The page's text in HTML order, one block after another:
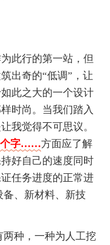
此行的第一站，但
出奇的“低调”，让
此之大的一个设计
时尚。当我们踏入
我觉得不可思议。
个字……方面应了解
好自己的速度同时
任务进度的正常进
、新材料、新技
两种，一种为人工挖